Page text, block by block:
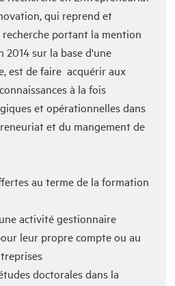
qui reprend et
portant la mention
sur la base d'une
est de faire acquérir aux
à la fois
et opérationnelles dans
et du mangement de
au terme de la formation
activité gestionnaire
leur propre compte ou au
doctorales dans la